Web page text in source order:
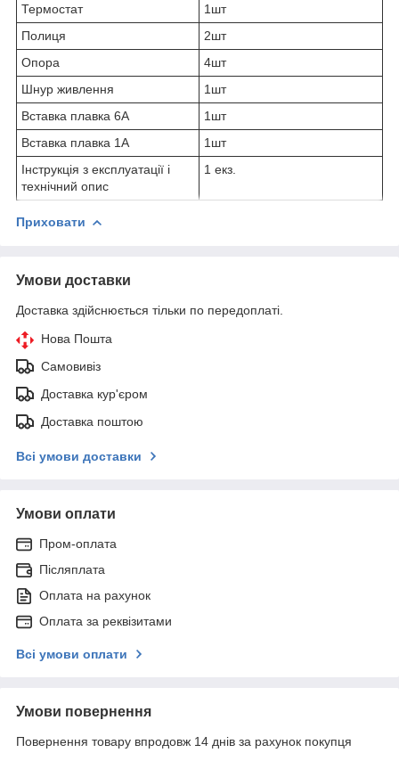
Термостат
1шт
Полиця
2шт
Опора
4шт
Шнур живлення
1шт
Вставка плавка 6А
1шт
Вставка плавка 1А
1шт
Інструкція з експлуатації і
технічний опис
1 екз.
Приховати
Умови доставки
Доставка здійснюється тільки по передоплаті.
Нова Пошта
Самовивіз
Доставка кур'єром
Доставка поштою
Всі умови доставки
Умови оплати
Пром-оплата
Післяплата
Оплата на рахунок
Оплата за реквізитами
Всі умови оплати
Умови повернення
Повернення товару впродовж 14 днів за рахунок покупця